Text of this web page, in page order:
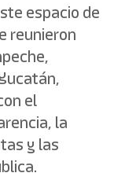
espacio de
reunieron
el
la
y las